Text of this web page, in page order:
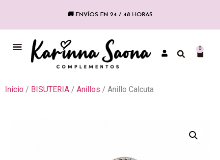
🚚 ENVÍOS EN 24 / 48 HORAS
0
Inicio / BISUTERIA / Anillos / Anillo Calcuta